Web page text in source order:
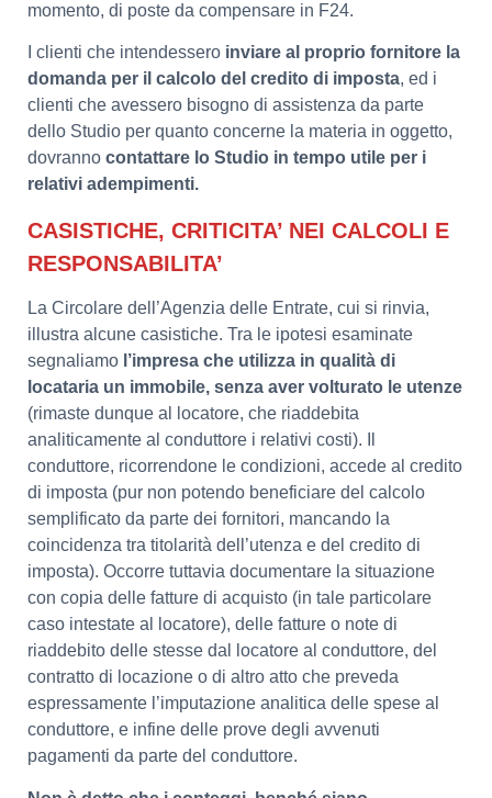
momento, di poste da compensare in F24.
I clienti che intendessero inviare al proprio fornitore la
domanda per il calcolo del credito di imposta, ed i
clienti che avessero bisogno di assistenza da parte
dello Studio per quanto concerne la materia in oggetto,
dovranno contattare lo Studio in tempo utile per i
relativi adempimenti.
CASISTICHE, CRITICITA’ NEI CALCOLI E
RESPONSABILITA’
La Circolare dell’Agenzia delle Entrate, cui si rinvia,
illustra alcune casistiche. Tra le ipotesi esaminate
segnaliamo l’impresa che utilizza in qualità di
locataria un immobile, senza aver volturato le utenze
(rimaste dunque al locatore, che riaddebita
analiticamente al conduttore i relativi costi). Il
conduttore, ricorrendone le condizioni, accede al credito
di imposta (pur non potendo beneficiare del calcolo
semplificato da parte dei fornitori, mancando la
coincidenza tra titolarità dell’utenza e del credito di
imposta). Occorre tuttavia documentare la situazione
con copia delle fatture di acquisto (in tale particolare
caso intestate al locatore), delle fatture o note di
riaddebito delle stesse dal locatore al conduttore, del
contratto di locazione o di altro atto che preveda
espressamente l’imputazione analitica delle spese al
conduttore, e infine delle prove degli avvenuti
pagamenti da parte del conduttore.